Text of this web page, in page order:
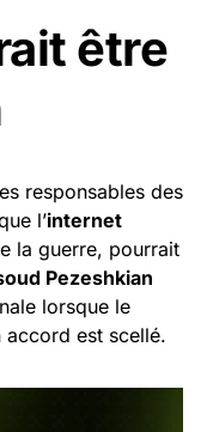
être
responsables des
l’internet
la guerre, pourrait
Pezeshkian
lorsque le
accord est scellé.